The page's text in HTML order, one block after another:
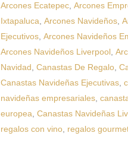
Arcones Ecatepec, Arcones
Ixtapaluca, Arcones Navideños,
Ejecutivos, Arcones Navideños
Arcones Navideños Liverpool,
Navidad, Canastas De Regalo,
Canastas Navideñas Ejecutivas,
navideñas empresariales,
europea, Canastas Navideñas
regalos con vino, regalos